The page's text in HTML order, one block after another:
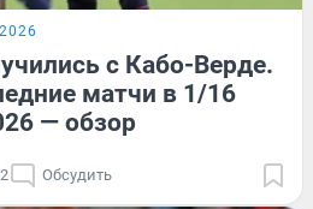
с Кабо-Верде.
матчи в 1/16
— обзор
Обсудить